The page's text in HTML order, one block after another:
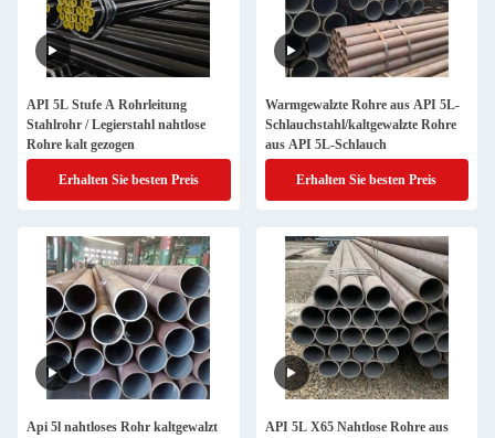
API 5L Stufe A Rohrleitung
Stahlrohr / Legierstahl nahtlose
Rohre kalt gezogen
Erhalten Sie besten Preis
Warmgewalzte Rohre aus API 5L-
Schlauchstahl/kaltgewalzte Rohre
aus API 5L-Schlauch
Erhalten Sie besten Preis
Api 5l nahtloses Rohr kaltgewalzt
API 5L X65 Nahtlose Rohre aus